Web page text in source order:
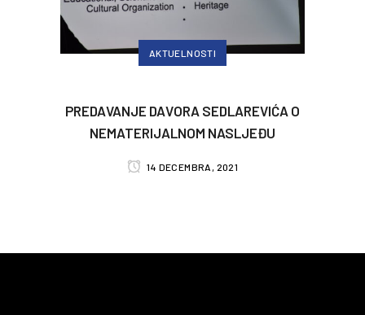
AKTUELNOSTI
PREDAVANJE DAVORA SEDLAREVIĆA O
NEMATERIJALNOM NASLJEĐU
14 DECEMBRA, 2021